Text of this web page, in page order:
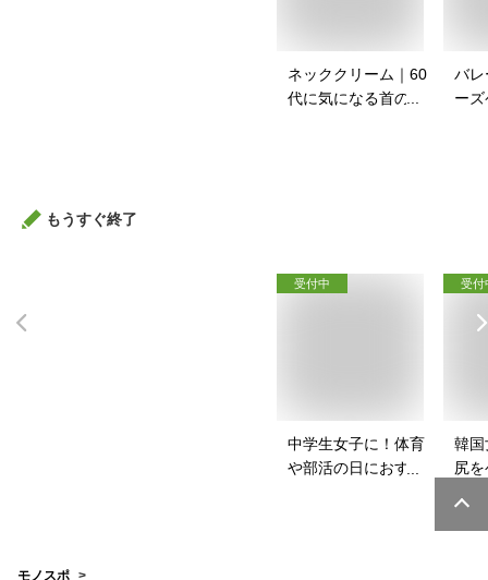
ネッククリーム｜60
代に気になる首のシ
バレ
ー
もうすぐ終了
受付中
中学生女子に！体育
や部活の日におすす
受付
韓国
尻
モノスポ